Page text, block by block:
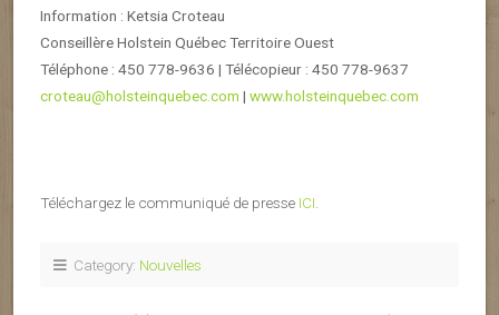
Information : Ketsia Croteau
Conseillère Holstein Québec Territoire Ouest
Téléphone : 450 778-9636 | Télécopieur : 450 778-9637
croteau@holsteinquebec.com | www.holsteinquebec.com
Téléchargez le communiqué de presse ICI
Category: Nouvelles